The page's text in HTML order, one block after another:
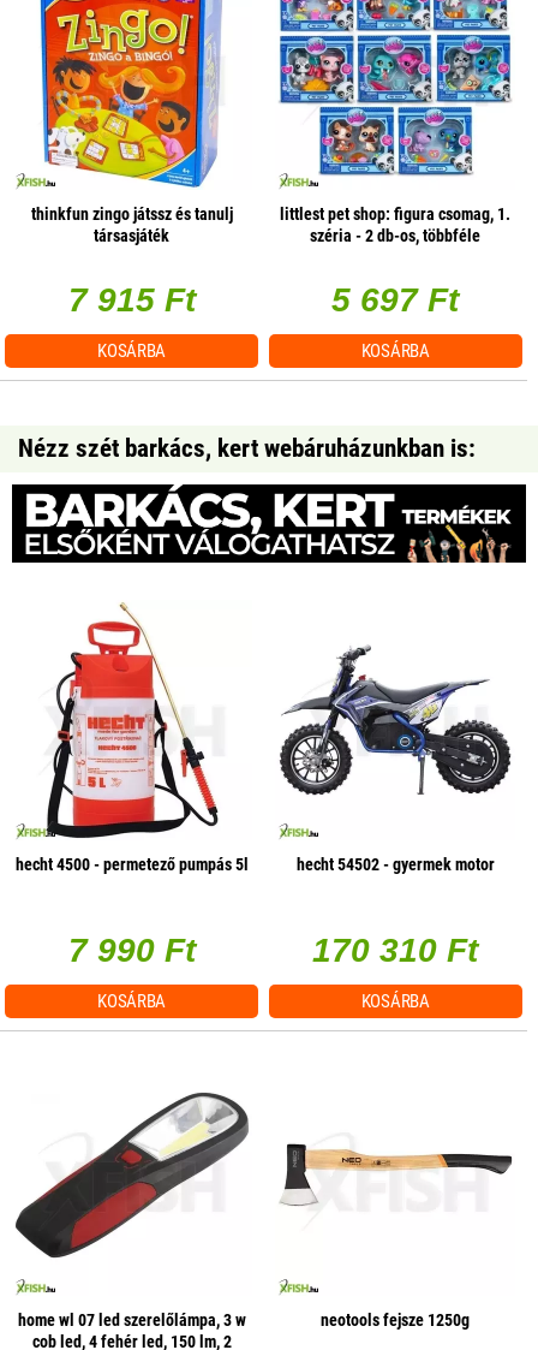
thinkfun zingo játssz és tanulj
társasjáték
7 915 Ft
KOSÁRBA
littlest pet shop: figura csomag, 1.
széria - 2 db-os, többféle
5 697 Ft
KOSÁRBA
Nézz szét barkács, kert webáruházunkban is:
hecht 4500 - permetező pumpás 5l
7 990 Ft
KOSÁRBA
hecht 54502 - gyermek motor
170 310 Ft
KOSÁRBA
home wl 07 led szerelőlámpa, 3 w
cob led, 4 fehér led, 150 lm, 2
neotools fejsze 1250g